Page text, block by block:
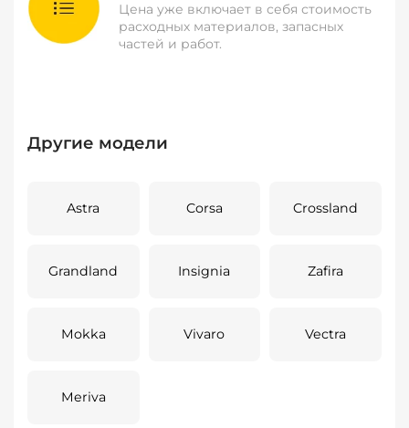
Цена уже включает в себя стоимость
расходных материалов, запасных
частей и работ.
Другие модели
Astra Corsa Crossland
Grandland Insignia Zafira
Mokka Vivaro Vectra
Meriva